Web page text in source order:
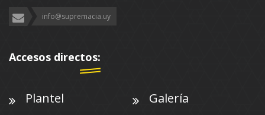
info@supremacia.uy
Accesos directos:
Plantel
Galería